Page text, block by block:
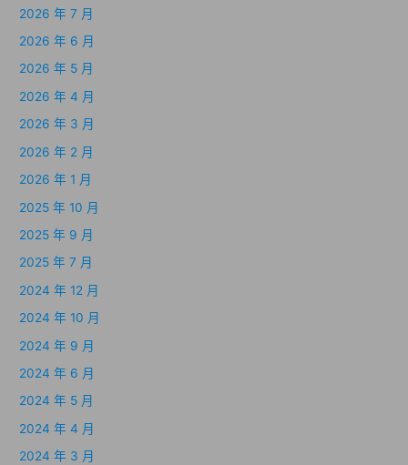
2026 年 7 月
2026 年 6 月
2026 年 5 月
2026 年 4 月
2026 年 3 月
2026 年 2 月
2026 年 1 月
2025 年 10 月
2025 年 9 月
2025 年 7 月
2024 年 12 月
2024 年 10 月
2024 年 9 月
2024 年 6 月
2024 年 5 月
2024 年 4 月
2024 年 3 月